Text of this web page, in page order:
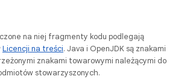
na niej fragmenty kodu podlegają
Licencji na treści. Java i OpenJDK są znakami
znakami towarowymi należącymi do
stowarzyszonych.